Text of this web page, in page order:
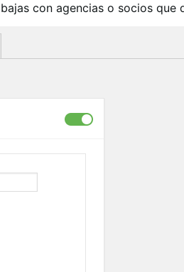
con agencias o socios